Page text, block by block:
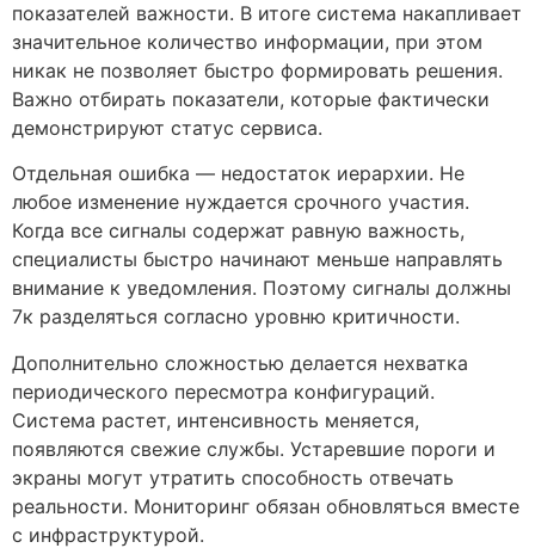
показателей важности. В итоге система накапливает
значительное количество информации, при этом
никак не позволяет быстро формировать решения.
Важно отбирать показатели, которые фактически
демонстрируют статус сервиса.
Отдельная ошибка — недостаток иерархии. Не
любое изменение нуждается срочного участия.
Когда все сигналы содержат равную важность,
специалисты быстро начинают меньше направлять
внимание к уведомления. Поэтому сигналы должны
7к разделяться согласно уровню критичности.
Дополнительно сложностью делается нехватка
периодического пересмотра конфигураций.
Система растет, интенсивность меняется,
появляются свежие службы. Устаревшие пороги и
экраны могут утратить способность отвечать
реальности. Мониторинг обязан обновляться вместе
с инфраструктурой.